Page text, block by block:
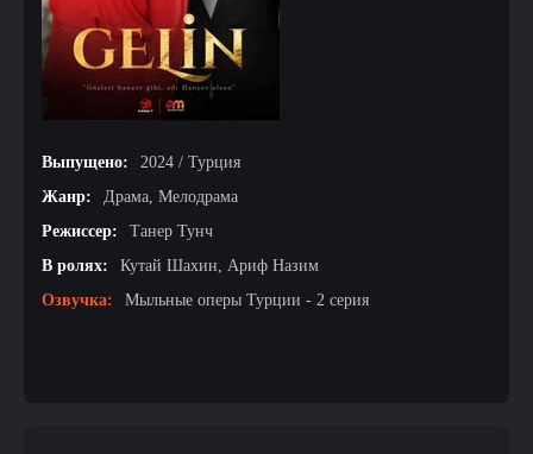
Выпущено:
2024 / Турция
Жанр:
Драма, Мелодрама
Режиссер:
Танер Тунч
В ролях:
Кутай Шахин, Ариф Назим
Озвучка:
Мыльные оперы Турции - 2 серия